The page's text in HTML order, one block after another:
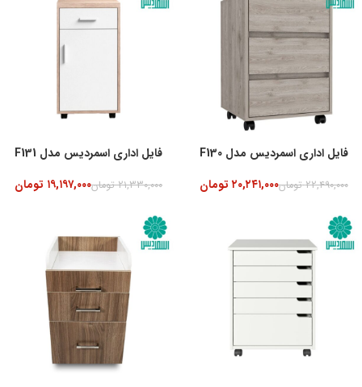
فایل اداری اسمردیس مدل F130
۲۲,۴۹۰,۰۰۰ تومان۲۰,۲۴۱,۰۰۰ تومان
فایل اداری اسمردیس مدل F131
۲۱,۳۳۰,۰۰۰ تومان۱۹,۱۹۷,۰۰۰ تومان
-10%